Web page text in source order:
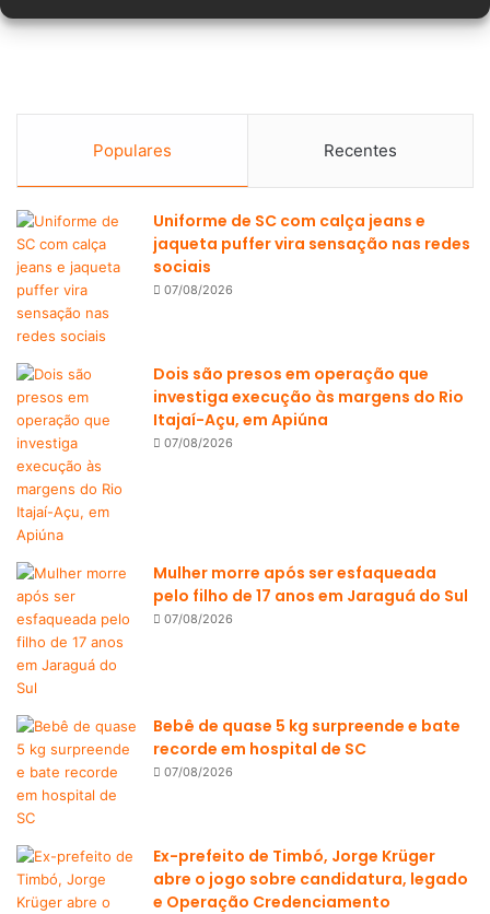
Populares Recentes
Uniforme de SC com calça jeans e
jaqueta puffer vira sensação nas redes
sociais
07/08/2026
Dois são presos em operação que
investiga execução às margens do Rio
Itajaí-Açu, em Apiúna
07/08/2026
Mulher morre após ser esfaqueada
pelo filho de 17 anos em Jaraguá do Sul
07/08/2026
Bebê de quase 5 kg surpreende e bate
recorde em hospital de SC
07/08/2026
Ex-prefeito de Timbó, Jorge Krüger
abre o jogo sobre candidatura, legado
e Operação Credenciamento